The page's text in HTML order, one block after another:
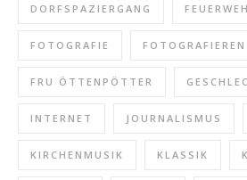
DORFSPAZIERGANG
FOTOGRAFIE FOTOGRAFIEREN
FRU ÖTTENPÖTTER
INTERNET JOURNALISMUS
KIRCHENMUSIK KLASSIK